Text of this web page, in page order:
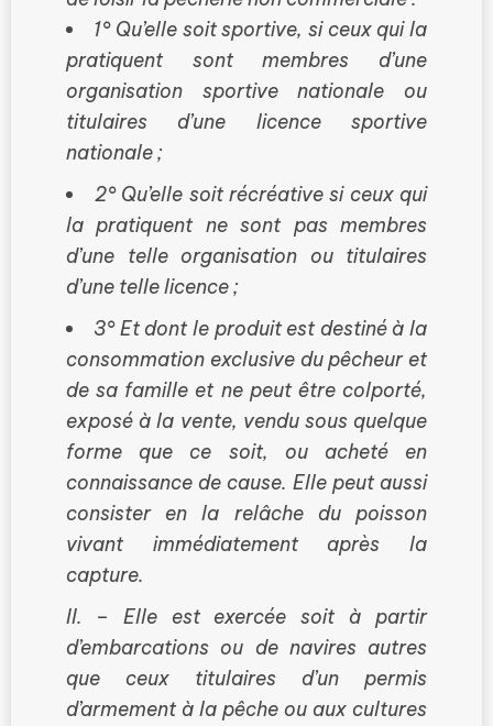
1° Qu’elle soit sportive, si ceux qui la
pratiquent sont membres d’une
organisation sportive nationale ou
titulaires d’une licence sportive
nationale ;
2° Qu’elle soit récréative si ceux qui
la pratiquent ne sont pas membres
d’une telle organisation ou titulaires
d’une telle licence ;
3° Et dont le produit est destiné à la
consommation exclusive du pêcheur et
de sa famille et ne peut être colporté,
exposé à la vente, vendu sous quelque
forme que ce soit, ou acheté en
connaissance de cause. Elle peut aussi
consister en la relâche du poisson
vivant immédiatement après la
capture.
II. – Elle est exercée soit à partir
d’embarcations ou de navires autres
que ceux titulaires d’un permis
d’armement à la pêche ou aux cultures